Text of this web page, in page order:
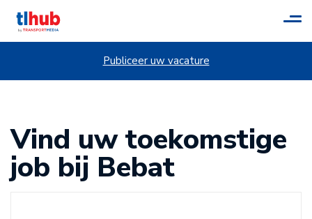
Publiceer uw vacature
Vind uw toekomstige
job bij Bebat